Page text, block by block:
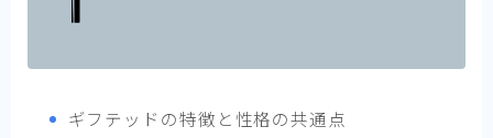
ギフテッドの特徴と性格の共通点